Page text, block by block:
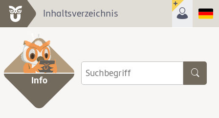
Inhaltsverzeichnis
Info